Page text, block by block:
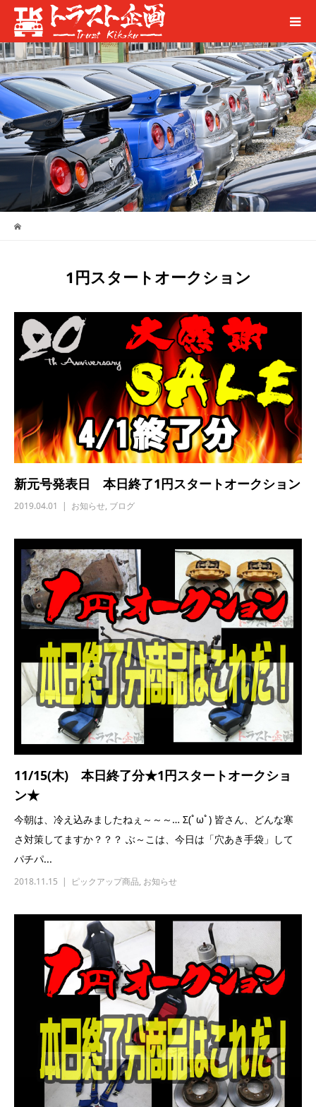
1円スタートオークション
新元号発表日 本日終了1円スタートオークション
2019.04.01 お知らせ, ブログ
11/15(木) 本日終了分★1円スタートオークショ
ン★
今朝は、冷え込みましたねぇ～～～… Σ(ﾟωﾟ) 皆さん、どんな寒
さ対策してますか？？？ ぶ～こは、今日は「穴あき手袋」して
パチパ...
2018.11.15 ピックアップ商品, お知らせ